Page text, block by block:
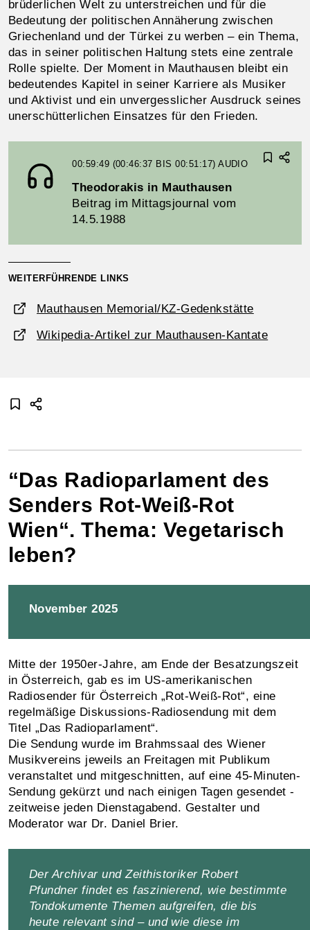
brüderlichen Welt zu unterstreichen und für die
Bedeutung der politischen Annäherung zwischen
Griechenland und der Türkei zu werben – ein Thema,
das in seiner politischen Haltung stets eine zentrale
Rolle spielte. Der Moment in Mauthausen bleibt ein
bedeutendes Kapitel in seiner Karriere als Musiker
und Aktivist und ein unvergesslicher Ausdruck seines
unerschütterlichen Einsatzes für den Frieden.
00:59:49 (00:46:37 BIS 00:51:17)AUDIO
Theodorakis in Mauthausen
Beitrag im Mittagsjournal vom
14.5.1988
WEITERFÜHRENDE LINKS
Mauthausen Memorial/KZ-Gedenkstätte
Wikipedia-Artikel zur Mauthausen-Kantate
“Das Radioparlament des
Senders Rot-Weiß-Rot
Wien“. Thema: Vegetarisch
leben?
November 2025
Mitte der 1950er-Jahre, am Ende der Besatzungszeit
in Österreich, gab es im US-amerikanischen
Radiosender für Österreich „Rot-Weiß-Rot“, eine
regelmäßige Diskussions-Radiosendung mit dem
Titel „Das Radioparlament“.
Die Sendung wurde im Brahmssaal des Wiener
Musikvereins jeweils an Freitagen mit Publikum
veranstaltet und mitgeschnitten, auf eine 45-Minuten-
Sendung gekürzt und nach einigen Tagen gesendet -
zeitweise jeden Dienstagabend. Gestalter und
Moderator war Dr. Daniel Brier.
Der Archivar und Zeithistoriker Robert
Pfundner findet es faszinierend, wie bestimmte
Tondokumente Themen aufgreifen, die bis
heute relevant sind – und wie diese im